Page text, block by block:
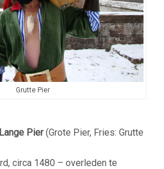
Grutte Pier
Lange Pier(Grote Pier, Fries: Grutte
circa 1480 – overleden te